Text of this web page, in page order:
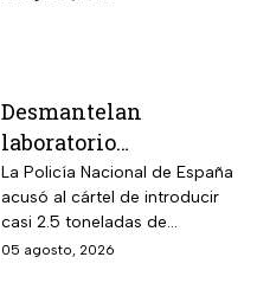
de seguridad
Desmantelan
laboratorio
clandestino del CJNG
en Cataluña, España;
detienen a 13
personas
La Policía Nacional de España
acusó al cártel de introducir
casi 2.5 toneladas de
metanfetaminas procedente
05 agosto, 2026